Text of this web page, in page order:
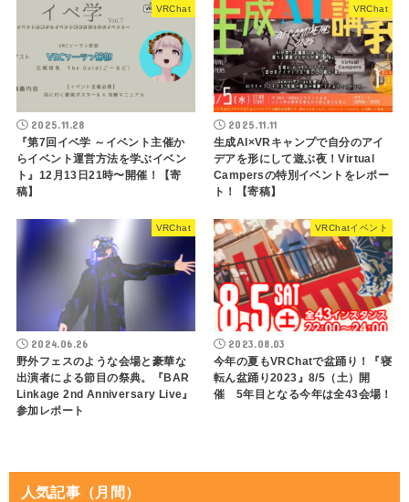
VRChat
2025.11.28
『第7回イベ学 ～イベント主催か
らイベント運営方法を学ぶイベン
ト』12月13日21時〜開催！【寄
稿】
VRChat
2025.11.11
生成AI×VRキャンプで自分のアイ
デアを形にして遊ぶ夜！Virtual
Campersの特別イベントをレポー
ト！【寄稿】
VRChat
2024.06.26
野外フェスのような会場と豪華な
出演者による節目の祭典。『BAR
Linkage 2nd Anniversary Live』
参加レポート
VRChatイベント
2023.08.03
今年の夏もVRChatで盆踊り！『寝
転ん盆踊り2023』8/5（土）開
催 5年目となる今年は全43会場！
人気記事（月間）